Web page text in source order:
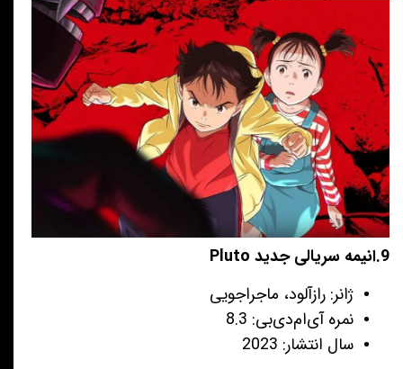
9.انیمه سریالی جدید Pluto
ژانر: رازآلود، ماجراجویی
نمره آی‌ام‌دی‌بی: 8.3
سال انتشار: 2023